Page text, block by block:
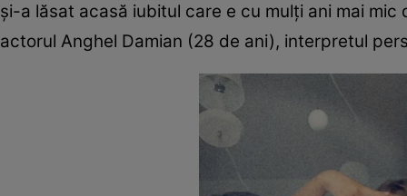
şi-a lăsat acasă iubitul care e cu mulţi ani mai
actorul Anghel Damian (28 de ani), interpretul